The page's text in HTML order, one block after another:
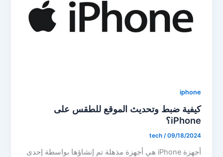
iphone
كيفية ضبط وتحديث الموقع للطقس على
iPhone؟
tech /09/18/2024
أجهزة iPhone هي أجهزة مذهلة تم إنشاؤها بواسطة إحدى